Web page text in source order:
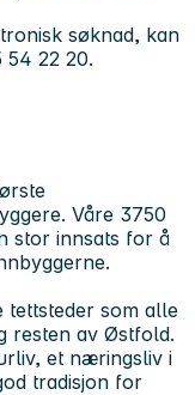
søknad, kan
22 20.
Våre 3750
stor innsats for å
tettsteder som alle
resten av Østfold.
et næringsliv i
tradisjon for